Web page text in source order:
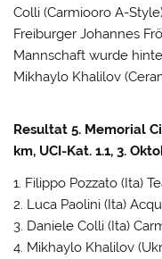
Colli (Carmiooro A-
Freiburger Johannes
Mannschaft wurde
Mikhaylo Khalilov
Resultat 5. Memorial
km, UCI-Kat. 1.1, 3.
1. Filippo Pozzato (Ita)
2. Luca Paolini (Ita)
3. Daniele Colli (Ita)
4. Mikhaylo Khalilov